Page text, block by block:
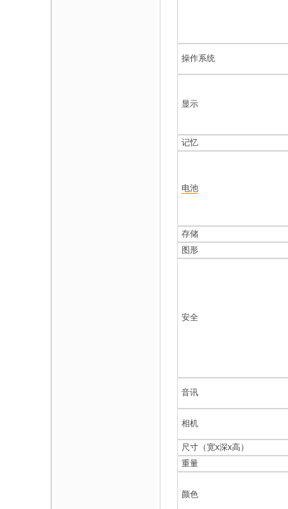
操作系统
显示
记忆
电池
存储
图形
安全
音讯
相机
尺寸（宽x深x高）
重量
颜色